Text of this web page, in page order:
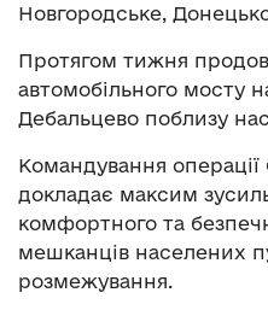
Новгородське,
Протягом тижня
автомобільного мосту
Дебальцево поблизу
Командування операції
докладає максим
комфортного та
мешканців населених
розмежування.